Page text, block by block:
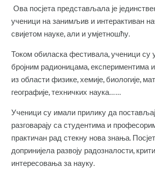
Ова посјета представљала је
ученици на занимљив и интерактиван
свијетом науке, али и умјетношћу.
Током обиласка фестивала, ученици су
бројним радионицама, експериментима
из области физике, хемије, биологије,
географије, техничких наука……
Ученици су имали прилику да
разговарају са студентима и
практичан рад стекну нова знања.
допринијела развоју радозналости,
интересовања за науку.